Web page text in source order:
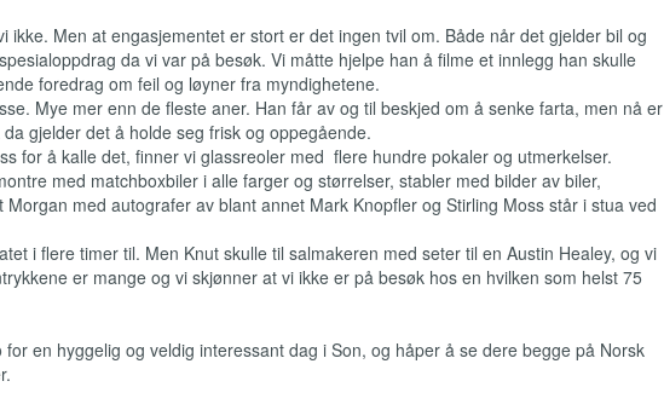
ikke. Men at engasjementet er stort er det ingen tvil om. Både når det gjelder bil og
da vi var på besøk. Vi måtte hjelpe han å filme et innlegg han skulle
foredrag om feil og løyner fra myndighetene.
Mye mer enn de fleste aner. Han får av og til beskjed om å senke farta, men nå er
gjelder det å holde seg frisk og oppegående.
for å kalle det, finner vi glassreoler med flere hundre pokaler og utmerkelser.
med matchboxbiler i alle farger og størrelser, stabler med bilder av biler,
med autografer av blant annet Mark Knopfler og Stirling Moss står i stua ved
i flere timer til. Men Knut skulle til salmakeren med seter til en Austin Healey, og vi
er mange og vi skjønner at vi ikke er på besøk hos en hvilken som helst 75
en hyggelig og veldig interessant dag i Son, og håper å se dere begge på Norsk